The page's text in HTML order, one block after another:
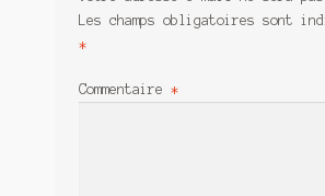
Meurtre en alternance
Les champs obligatoires sont
*
Commentaire *